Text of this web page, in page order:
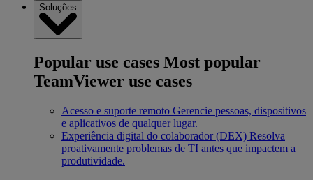
Soluções
Popular use cases Most popular
TeamViewer use cases
Acesso e suporte remoto Gerencie pessoas, dispositivos
e aplicativos de qualquer lugar.
Experiência digital do colaborador (DEX) Resolva
proativamente problemas de TI antes que impactem a
produtividade.